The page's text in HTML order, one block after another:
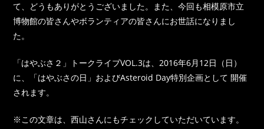
て、どうもありがとうございました。また、今回も相模原市立
博物館の皆さんやボランティアの皆さんにお世話になりまし
た。
「はやぶさ２」トークライブVOL.3は、2016年6月12日（日）
に、「はやぶさの日」およびAsteroid Day特別企画として 開催
されます。
※この文章は、西山さんにもチェックしていただいています。